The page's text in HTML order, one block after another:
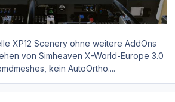
XP12 Scenery ohne weitere AddOns
von Simheaven X-World-Europe 3.0
kein AutoOrtho....